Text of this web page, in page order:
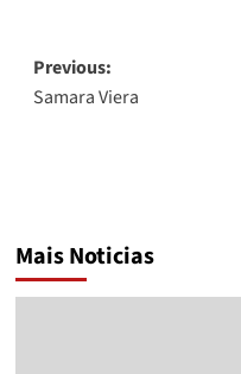
Post
navigation
Previous:
Samara Viera
Mais Noticias